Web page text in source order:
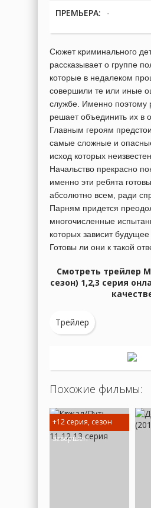
ПРЕМЬЕРА: -
Сюжет криминального
рассказывает о группе
которые в недалеком
совершили те или иные
службе. Именно поэтому
решает объединить их в
Главным героям
самые сложные и
исход которых
Начальство прекрасно
именно эти ребята
абсолютно всем, ради
Парням придется
многочисленные
которых зависит
Готовы ли они к такой
Смотреть трейлер
сезон) 1,2,3 серия
Трейлер
Похожие фильмы:
+12 серия, сезон
завершен